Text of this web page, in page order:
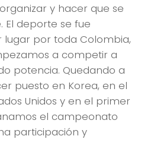
y hacer que se
deporte se fue
por toda Colombia,
a competir a
potencia. Quedando a
puesto en Korea, en el
Unidos y en el primer
el campeonato
participación y